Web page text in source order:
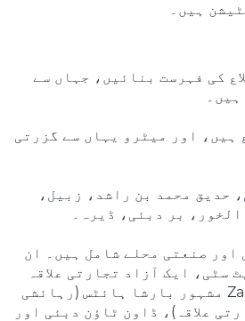
کی فہرست بنائیں، جہاں سے
ہیں۔
کل 14 اضلاع ہیں، اور میٹرو یہاں سے گزرتی
حدیق محمد بن راشد، زبیل،
بر دبئی، ڈیرہ۔
اور صنعتی محلے شامل ہیں۔ ان
سٹی، ایک آزاد تجارتی علاقہ
ہے۔ HMBR اور Zabeel مشہور بارشا ہائٹس (رہائشی
علاقہ)، ڈاون ٹاؤن دبئی اور